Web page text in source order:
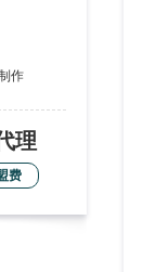
作
理
费